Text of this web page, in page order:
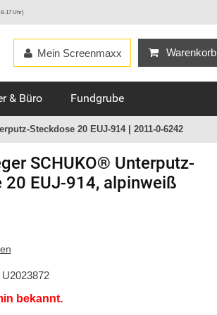
17 Uhr)
Warenkorb
Mein Screenmaxx
& Büro Fundgrube
Steckdose 20 EUJ-914 | 2011-0-6242
SCHUKO® Unterputz-
20 EUJ-914, alpinweiß
U2023872
bekannt.